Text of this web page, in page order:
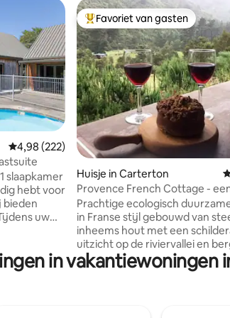
recensies
Gemiddelde beoordeling van 4,98 op 5, 222
4,98 (222)
slaapkamer
hebt voor
bieden
uw
beveiligde
Onze
Topfavoriet van gasten
Favoriet van gasten
Huisje in Carterton
Provence French Cottage -
Wairarapa-retraite.
Prachtige ecologisch
in Franse stijl gebouwd van
inheems hout met een
uitzicht op de riviervallei en
Vlakbij Carterton, Greytown
Masterton. Drink puur artesisch
in vakantiewoningen